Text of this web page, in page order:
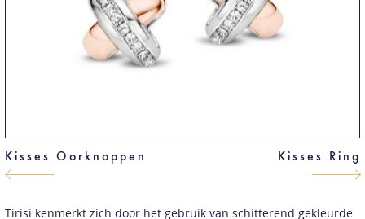
Kisses Oorknoppen Kisses Ring
Tirisi kenmerkt zich door het gebruik van schitterend gekleurde